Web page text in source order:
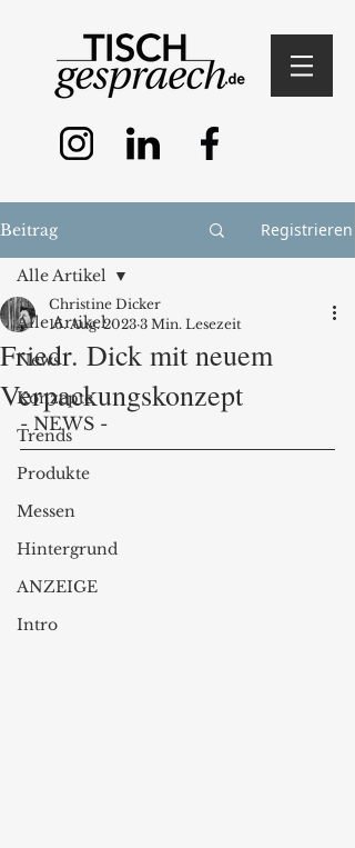
Beitrag Registrieren
Alle Artikel
News
Konzepte
Trends
Produkte
Messen
Hintergrund
ANZEIGE
Intro
Alle Artikel
Friedr. Dick mit neuem
Verpackungskonzept
Christine Dicker
16. Aug. 2023 3 Min. Lesezeit
- NEWS -